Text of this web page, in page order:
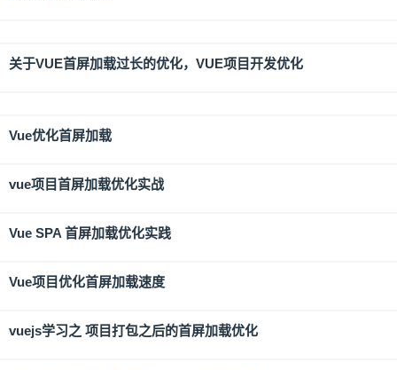
关于VUE首屏加载过长的优化，VUE项目开发优化
Vue优化首屏加载
vue项目首屏加载优化实战
Vue SPA 首屏加载优化实践
Vue项目优化首屏加载速度
vuejs学习之 项目打包之后的首屏加载优化